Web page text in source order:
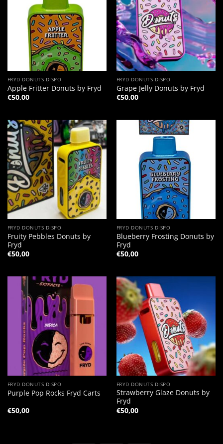
FRYD DONUTS DISPO
Apple Fritter Donuts by Fryd
€50,00
FRYD DONUTS DISPO
Grape Jelly Donuts by Fryd
€50,00
FRYD DONUTS DISPO
Fruity Pebbles Donuts by
Fryd
€50,00
FRYD DONUTS DISPO
Blueberry Frosting Donuts by
Fryd
€50,00
FRYD DONUTS DISPO
Purple Pop Rocks Fryd Carts
€50,00
FRYD DONUTS DISPO
Strawberry Glaze Donuts by
Fryd
€50,00